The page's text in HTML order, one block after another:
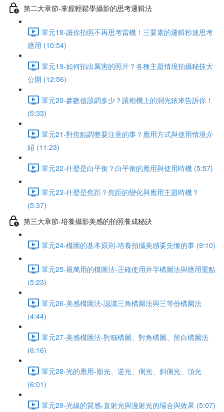
第二大章節-掌握輕鬆學攝影的思考邏輯法
單元18-讓你拍照不再思考當機！三要素的邏輯秒速思考
應用 (10:54)
單元19-如何拍出厲害的照片？各種主題情境拍攝秘技大
公開 (12:56)
單元20-參數值該調多少？讓相機上的測光錶來告訴你！
(5:33)
單元21-對焦點調整要注意的事？應用方式與使用情境介
紹 (11:23)
單元22-什麼是白平衡？白平衡的應用與使用時機 (5:57)
單元23-什麼是焦距？焦距的變化與應用主題時機？
(5:37)
第三大章節-培養攝影美感的拍照養成秘訣
單元24-構圖的基本原則-培養拍攝美感要先懂的事 (9:10)
單元25-最萬用的構圖法-正確使用井字構圖法與應用重點
(5:23)
單元26-美感構圖法-認識三角構圖法與三等份構圖法
(4:44)
單元27-美感構圖法-對稱構圖、對角構圖、留白構圖法
(6:16)
單元28-光的應用-順光、逆光、側光、斜側光、頂光
(6:01)
單元29-光線的質感-直射光與漫射光的場合與效果 (5:07)